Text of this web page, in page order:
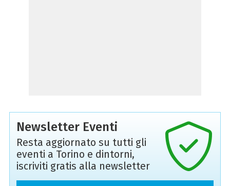
Newsletter Eventi
Resta aggiornato su tutti gli
eventi a Torino e dintorni,
iscriviti gratis alla newsletter